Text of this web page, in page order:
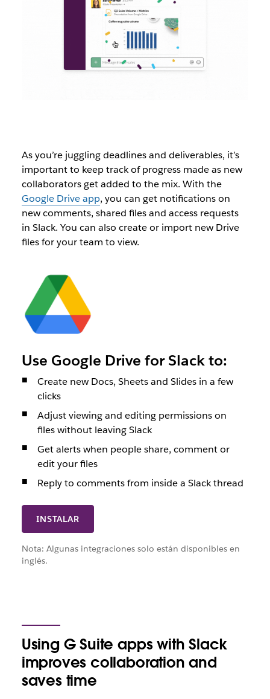
As you’re juggling deadlines and deliverables, it’s
important to keep track of progress made as new
collaborators get added to the mix. With the
Google Drive app, you can get notifications on
new comments, shared files and access requests
in Slack. You can also create or import new Drive
files for your team to view.
INSTALAR
Use Google Drive for Slack to:
Create new Docs, Sheets and Slides in a few
clicks
Adjust viewing and editing permissions on
files without leaving Slack
Get alerts when people share, comment or
edit your files
Reply to comments from inside a Slack thread
Nota: Algunas integraciones solo están disponibles en
inglés.
Using G Suite apps with Slack
improves collaboration and
saves time